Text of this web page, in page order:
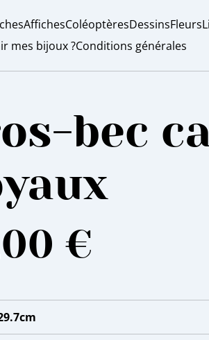
AffichesColéoptèresDessinsFleurs
mes bijoux ?Conditions générales
bec
€